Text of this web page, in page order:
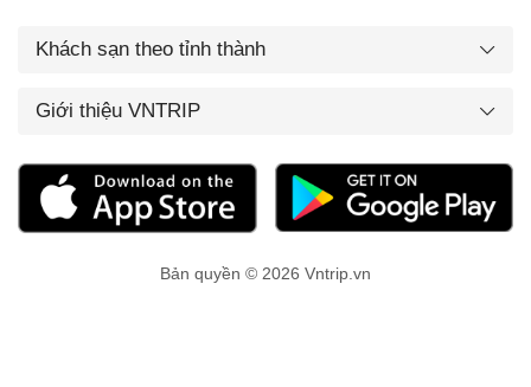
Khách sạn theo tỉnh thành
Giới thiệu VNTRIP
Bản quyền © 2026 Vntrip.vn